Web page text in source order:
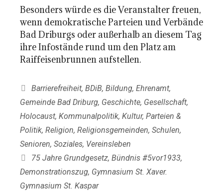
Besonders würde es die Veranstalter freuen,
wenn demokratische Parteien und Verbände
Bad Driburgs oder außerhalb an diesem Tag
ihre Infostände rund um den Platz am
Raiffeisenbrunnen aufstellen.
Kategorien
Barrierefreiheit, BDiB, Bildung, Ehrenamt,
Gemeinde Bad Driburg, Geschichte, Gesellschaft,
Holocaust, Kommunalpolitik, Kultur, Parteien &
Politik, Religion, Religionsgemeinden, Schulen,
Senioren, Soziales, Vereinsleben
Schlagwörter
75 Jahre Grundgesetz, Bündnis #5vor1933,
Demonstrationszug, Gymnasium St. Xaver.
Gymnasium St. Kaspar